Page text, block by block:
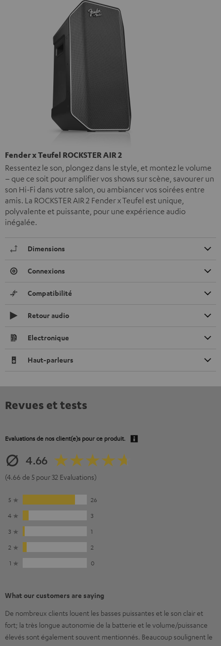
Fender x Teufel ROCKSTER AIR 2
Ressentez le son, plongez dans le style, et montez le volume
– que ce soit pour amplifier vos shows sur scène, savourer un
son Hi-Fi dans votre salon, ou ambiancer vos soirées entre
amis. La ROCKSTER AIR 2 Fender x Teufel est unique,
polyvalente et puissante, pour une expérience audio
inégalée.
Dimensions
Connexions
Compatibilité
Retour audio
Electronique
Haut-parleurs
Revues et tests
Evaluations de nos client(e)s pour ce produit.
4.66
(4.66 de 5 pour 32 Evaluations)
5
26
4
3
3
1
2
2
1
0
What our customers are saying
De nombreux clients louent les basses puissantes et le son clair et
fort; la très longue autonomie de la batterie et le volume/puissance
élevés sont également souvent mentionnés. Beaucoup soulignent le